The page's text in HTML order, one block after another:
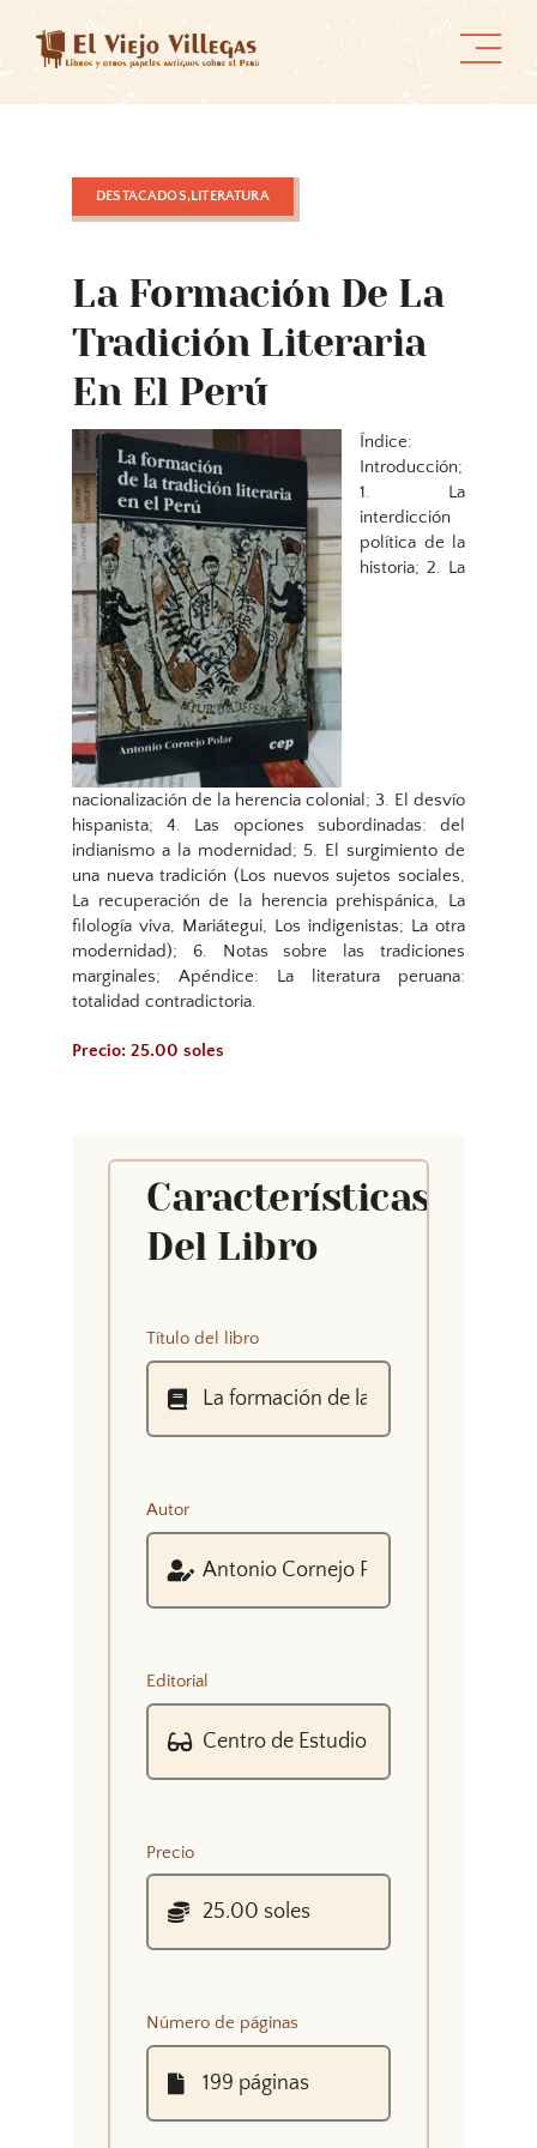
content
DESTACADOS,LITERATURA
La Formación De La
Tradición Literaria
En El Perú
Índice:
Introducción;
1. La
interdicción
política de la
historia; 2. La
nacionalización de la herencia colonial; 3. El desvío
hispanista; 4. Las opciones subordinadas: del
indianismo a la modernidad; 5. El surgimiento de
una nueva tradición (Los nuevos sujetos sociales,
La recuperación de la herencia prehispánica, La
filología viva, Mariátegui, Los indigenistas; La otra
modernidad); 6. Notas sobre las tradiciones
marginales; Apéndice: La literatura peruana:
totalidad contradictoria.
Precio: 25.00 soles
Características
Del Libro
Título del libro
Autor
Editorial
Precio
Número de páginas